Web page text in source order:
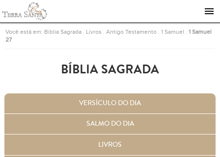
Ir para a página inicial
Você está em: Bíblia Sagrada Livros .Antigo Testamento .1 Samuel .1 Samuel
27
BÍBLIA SAGRADA
VERSÍCULO DO DIA
SALMO DO DIA
LIVROS